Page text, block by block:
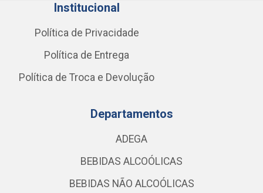
Institucional
Política de Privacidade
Política de Entrega
Política de Troca e Devolução
Departamentos
ADEGA
BEBIDAS ALCOÓLICAS
BEBIDAS NÃO ALCOÓLICAS